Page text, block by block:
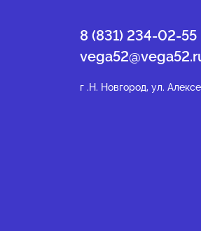
8 (831) 234-02-55
г .Н. Новгород, ул.